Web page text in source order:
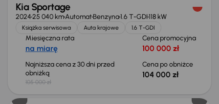
Kia Sportage
202425 040 kmAutomatBenzyna1.6 T-GDI118 kW
Książka serwisowa Auta krajowe 1.6 T-GDI
Miesięczna rata
na miarę
Cena promocyjna
100 000 zł
Najniższa cena z 30 dni przed
obniżką
105 000 zł
Cena po obniżce
104 000 zł
Taniej o 1 000 zł